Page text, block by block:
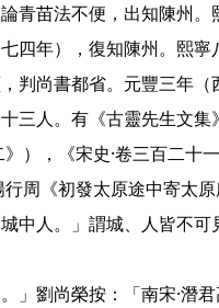
青苗法不便，出知陳州
四年），復知陳州。熙寧
判尚書都省。元豐三年
三人。有《古靈先生文集
），《宋史·卷三百二十一
行周《初發太原途中寄太
中人。」謂城、人皆不
」劉尚榮按：「南宋·潛